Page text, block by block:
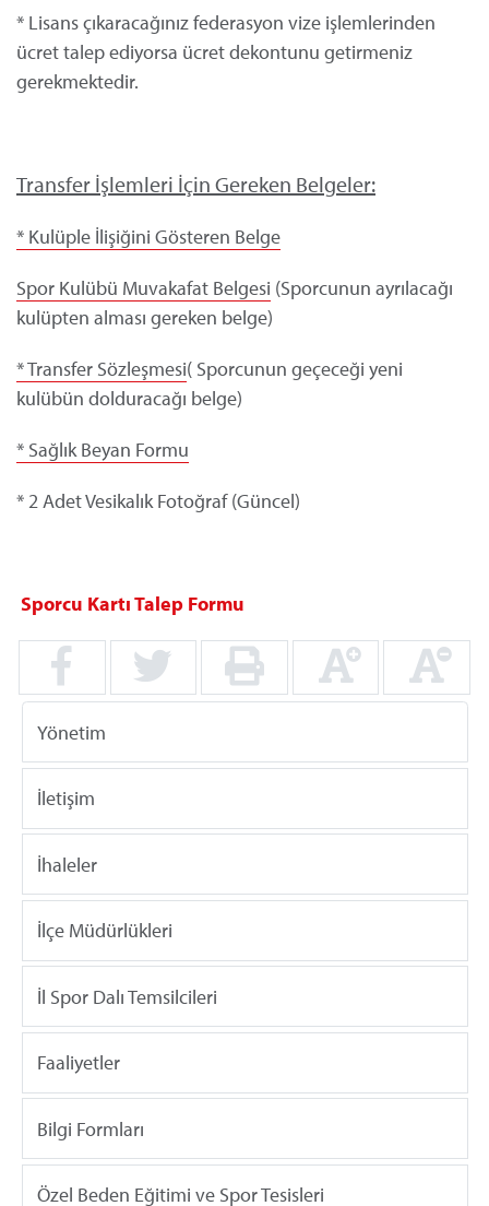
* Lisans çıkaracağınız federasyon vize işlemlerinden
ücret talep ediyorsa ücret dekontunu getirmeniz
gerekmektedir.
Transfer İşlemleri İçin Gereken Belgeler:
* Kulüple İlişiğini Gösteren Belge
Spor Kulübü Muvakafat Belgesi (Sporcunun ayrılacağı
kulüpten alması gereken belge)
* Transfer Sözleşmesi( Sporcunun geçeceği yeni
kulübün dolduracağı belge)
* Sağlık Beyan Formu
* 2 Adet Vesikalık Fotoğraf (Güncel)
Sporcu Kartı Talep Formu
Yönetim
İletişim
İhaleler
İlçe Müdürlükleri
İl Spor Dalı Temsilcileri
Faaliyetler
Bilgi Formları
Özel Beden Eğitimi ve Spor Tesisleri